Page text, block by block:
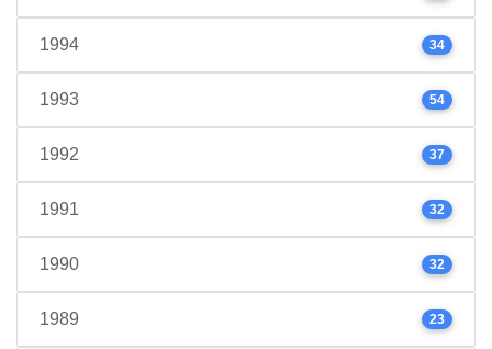
1994 34
1993 54
1992 37
1991 32
1990 32
1989 23